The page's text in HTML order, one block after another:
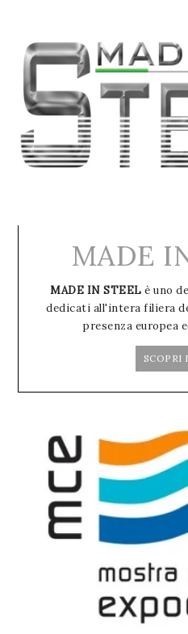
MADE
MADE IN STEEL è uno
dedicati all'intera filiera
presenza europea
SCOPRI